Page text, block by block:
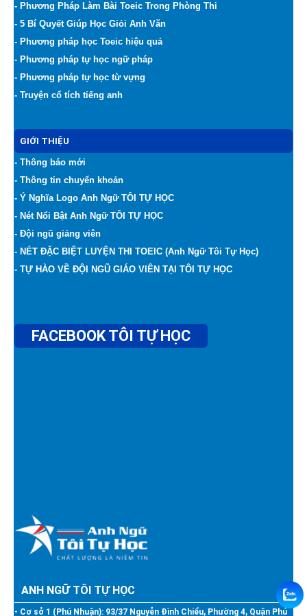
- Phương Pháp Làm Bài Toeic Trong Phòng Thi
- 5 Bí Quyết Giúp Học Giỏi Anh Văn
- Phương pháp học Toeic hiệu quả
- Phương pháp tự học ngữ pháp
- Phương pháp tự học từ vựng
- Truyện cổ tích tiếng anh
GIỚI THIỆU
- Thông báo mới
- Thông tin chuyển khoản
- Ý Nghĩa Logo Anh Ngữ TÔI TỰ HỌC
- Nét Nổi Bật Anh Ngữ TÔI TỰ HỌC
- Đội ngũ giảng viên
- NÉT ĐẶC BIỆT LUYỆN THI TOEIC (Anh Ngữ Tôi Tự Học)
- TỰ HÀO VỀ ĐỘI NGŨ GIÁO VIÊN TẠI TÔI TỰ HỌC
FACEBOOK TÔI TỰ HỌC
ANH NGỮ TÔI TỰ HỌC
- Cơ sở 1 (Phú Nhuận): 93/37 Nguyễn Đình Chiểu, Phường 4, Quận Phú